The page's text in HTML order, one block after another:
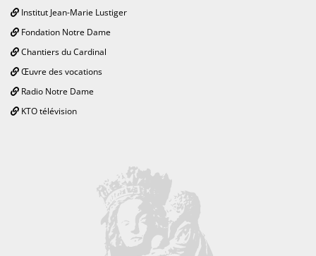
Institut Jean-Marie Lustiger
Fondation Notre Dame
Chantiers du Cardinal
Œuvre des vocations
Radio Notre Dame
KTO télévision